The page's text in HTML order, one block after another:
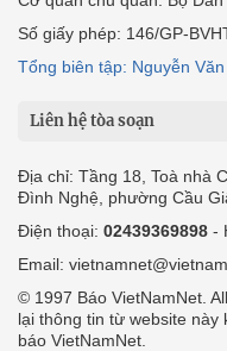
Số giấy phép: 146/GP-
Tổng biên tập: Nguyễn Văn
Liên hệ tòa soạn
Địa chỉ: Tầng 18, Toà nhà
Đình Nghệ, phường Cầu
Điện thoại: 02439369898 -
Email:
© 1997 Báo VietNamNet.
lại thông tin từ website này
báo VietNamNet.